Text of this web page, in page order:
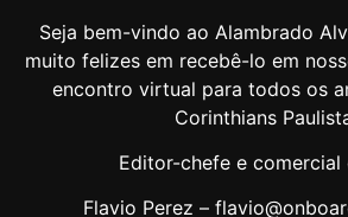
Seja bem-vindo ao Alambrado
muito felizes em recebê-lo em
encontro virtual para todos os
Corinthians
Editor-chefe e comercial
Flavio Perez –